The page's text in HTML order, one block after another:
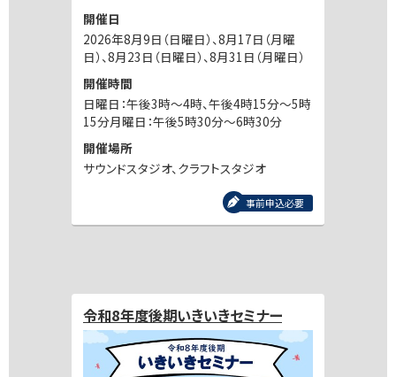
開催日
2026年8月9日（日曜日）、8月17日（月曜
日）、8月23日（日曜日）、8月31日（月曜日）
開催時間
日曜日：午後3時～4時、午後4時15分～5時
15分月曜日：午後5時30分～6時30分
開催場所
サウンドスタジオ、クラフトスタジオ
事前申込必要
令和8年度後期いきいきセミナー